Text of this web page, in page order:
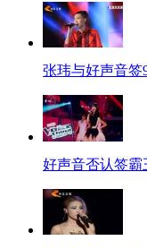
张玮与好声音签
好声音否认签霸